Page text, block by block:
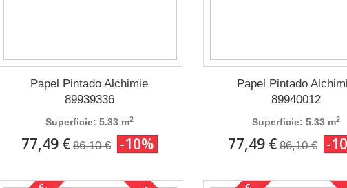
Papel Pintado Alchimie
89939336
Superficie: 5.33 m2
77,49 € 86,10 € -10%
Papel Pintado
89940012
Superficie: 5.33 m2
77,49 € 86,10 € -